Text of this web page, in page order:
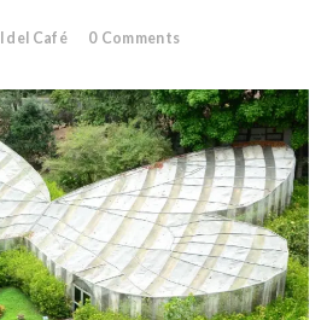
del Café 0 Comments